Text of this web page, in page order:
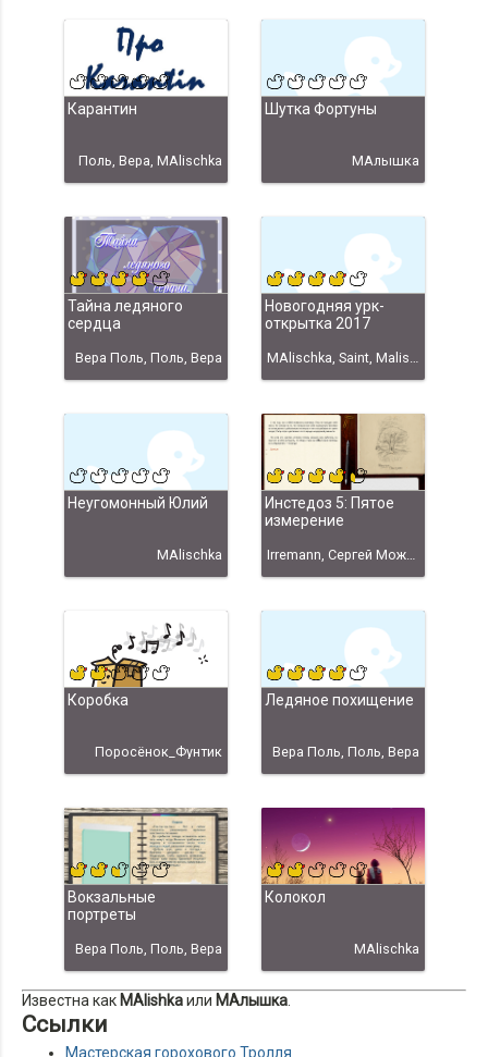
Карантин
Поль, Вера, MAlischka
Шутка Фортуны
МАлышка
Тайна ледяного
сердца
Вера Поль, Поль, Вера
Новогодняя урк-
открытка 2017
MAlischka, Saint, Malischka
Неугомонный Юлий
MAlischka
Инстедоз 5: Пятое
измерение
Irremann, Сергей Можайский, Пётр Косых, Михаил Поздняков, Андрей Лобанов, Сергей Башкиров, MAlischka, http://instead.syscall.ru
Коробка
Поросёнок_Фунтик
Ледяное похищение
Вера Поль, Поль, Вера
Вокзальные
портреты
Вера Поль, Поль, Вера
Колокол
MAlischka
Известна как MAlishkaили МАлышка.
Ссылки
Мастерская горохового Тролля